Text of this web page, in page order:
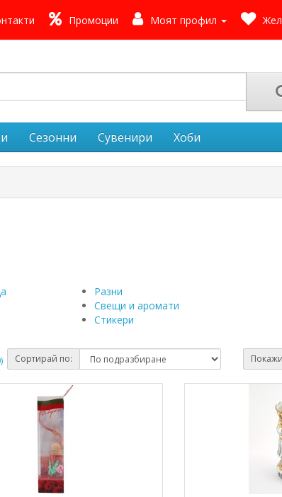
Промоции Моят профил
Сезонни Сувенири Хоби
Разни
Свещи и аромати
Стикери
Сортирай по: